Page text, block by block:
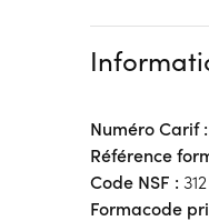
Numéro Carif :
Référence
Code NSF :
Formacode